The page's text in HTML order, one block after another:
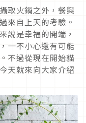
取火鍋之外，餐與
來自上天的考驗。
說是幸福的開端，
一不小心還有可能
不過從現在開始貓
天就來向大家介紹